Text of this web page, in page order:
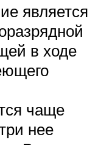
является
в ходе
чаще
нее